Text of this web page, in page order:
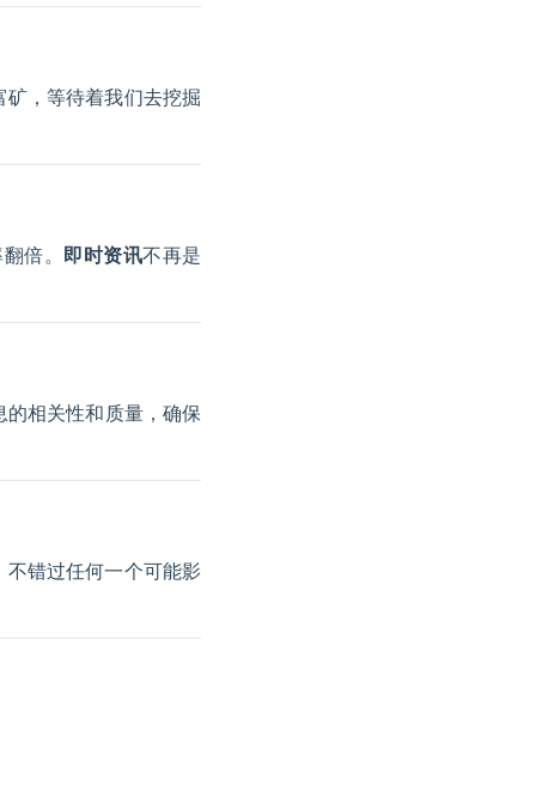
，等待着我们去挖掘
倍。 即时资讯不再是
相关性和质量，确保
错过任何一个可能影